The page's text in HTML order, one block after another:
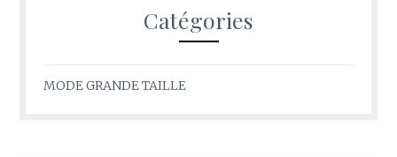
Catégories
MODE GRANDE TAILLE